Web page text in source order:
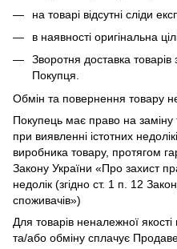
на товарі відсутні сліди
в наявності оригінальна
Зворотня доставка товарів
Покупця.
Обмін та повернення товару
Покупець має право на
при виявленні істотних
виробника товару, протягом
Закону України «Про захист
недолік (згідно ст. 1 п. 12
споживачів»)
Для товарів неналежної
та/або обміну сплачує